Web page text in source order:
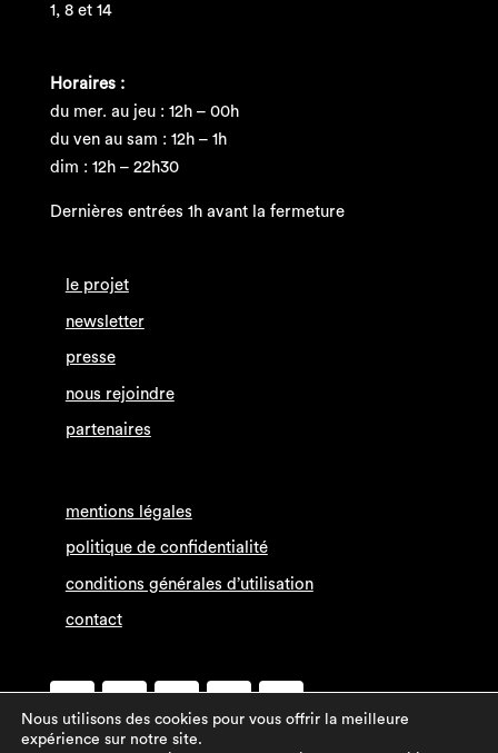
1, 8 et 14
Horaires :
du mer. au jeu : 12h – 00h
du ven au sam : 12h – 1h
dim : 12h – 22h30
Dernières entrées 1h avant la fermeture
le projet
newsletter
presse
nous rejoindre
partenaires
mentions légales
politique de confidentialité
conditions générales d’utilisation
contact
Nous utilisons des cookies pour vous offrir la meilleure
expérience sur notre site.Facebook